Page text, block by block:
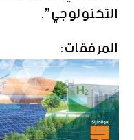
التكنولوجي”.
المرفقات: